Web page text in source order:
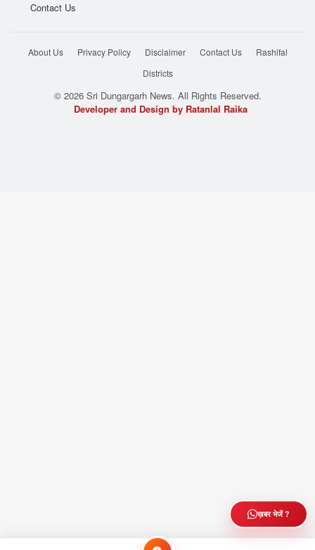
Contact Us
About Us Privacy Policy Disclaimer Contact Us
Rashifal
Districts
© 2026 Sri Dungargarh News. All Rights Reserved.
Developer and Design by Ratanlal Raika
ख़बर भेजें ?